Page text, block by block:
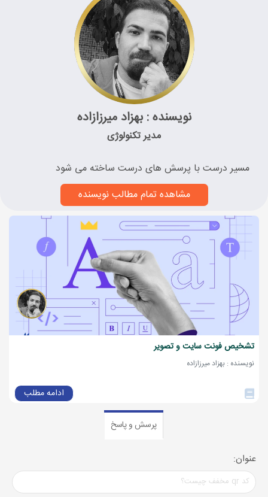
نویسنده : بهزاد میرزازاده
مدیر تکنولوژی
مسیر درست با پرسش های درست ساخته می شود
مشاهده تمام مطالب نویسنده
تشخیص فونت سایت و تصویر
نویسنده : بهزاد میرزازاده
ادامه مطلب
پرسش و پاسخ
عنوان: